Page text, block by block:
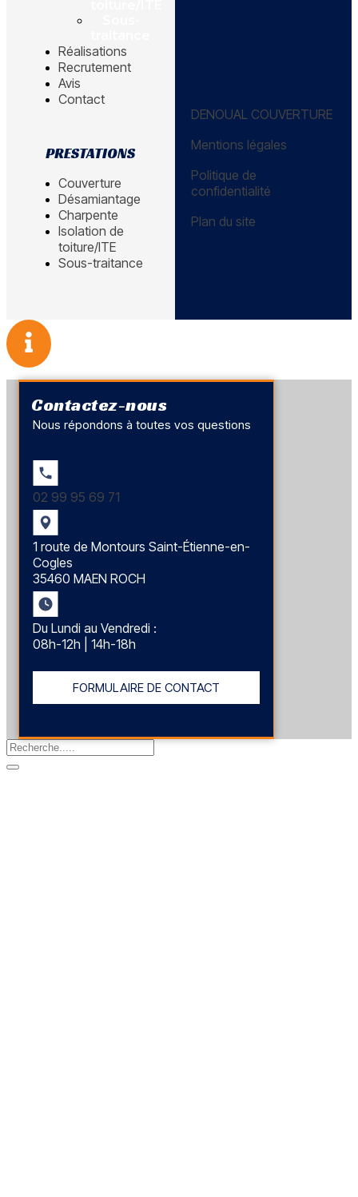
Réalisations
Recrutement
Avis
Contact
PRESTATIONS
Couverture
Désamiantage
Charpente
Isolation de
toiture/ITE
Sous-traitance
DENOUAL COUVERTURE
Mentions légales
Politique de
confidentialité
Plan du site
Contactez-nous
Nous répondons à toutes vos questions
02 99 95 69 71
1 route de Montours Saint-Étienne-en-
Cogles
35460 MAEN ROCH
Du Lundi au Vendredi :
08h-12h | 14h-18h
FORMULAIRE DE CONTACT